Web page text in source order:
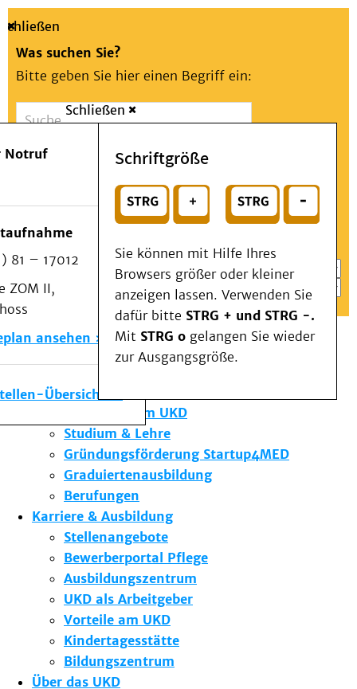
Suche
Schließen
Was suchen Sie?
Bitte geben Sie hier einen Begriff ein:
Suchen
oder
Wählen Sie ein Thema für Ihren Schnelleinstieg
Notfall
Schließen
Notruf
81 – 17012
ZOM II,
ansehen
Übersicht
Schriftgröße
Sie können mit Hilfe Ihres
Browsers größer oder kleiner
anzeigen lassen. Verwenden Sie
dafür bitte STRG + und STRG -.
Mit STRG o gelangen Sie wieder
zur Ausgangsgröße.
Menü
Patienten & Besucher
Kliniken/Institute/Zentren
Als Patient am UKD
Beratung und Unterstützung
Veranstaltungen
Kommunikation im Medizinwesen (KIM)
Notfall
Forschung & Lehre
Die Institute des UKD
Forschung am UKD
Studium & Lehre
Gründungsförderung Startup4MED
Graduiertenausbildung
Berufungen
Karriere & Ausbildung
Stellenangebote
Bewerberportal Pflege
Ausbildungszentrum
UKD als Arbeitgeber
Vorteile am UKD
Kindertagesstätte
Bildungszentrum
Über das UKD